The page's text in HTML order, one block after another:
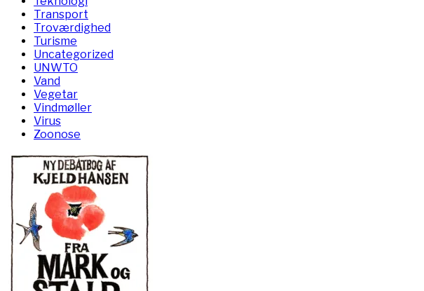
Transport
Troværdighed
Turisme
Uncategorized
UNWTO
Vand
Vegetar
Vindmøller
Virus
Zoonose